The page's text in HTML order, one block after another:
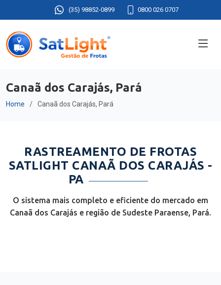
(35) 98852-0899 0800 026 0707
Canaã dos Carajás, Pará
Home Canaã dos Carajás, Pará
RASTREAMENTO DE FROTAS
SATLIGHT CANAÃ DOS CARAJÁS -
PA
O sistema mais completo e eficiente do mercado em
Canaã dos Carajás e região de Sudeste Paraense, Pará.